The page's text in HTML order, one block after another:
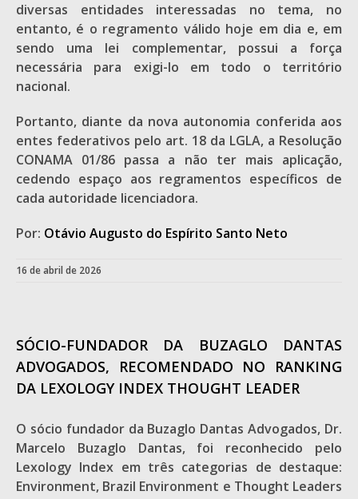
diversas entidades interessadas no tema, no
entanto, é o regramento válido hoje em dia e, em
sendo uma lei complementar, possui a força
necessária para exigi-lo em todo o território
nacional.
Portanto, diante da nova autonomia conferida aos
entes federativos pelo art. 18 da LGLA, a Resolução
CONAMA 01/86 passa a não ter mais aplicação,
cedendo espaço aos regramentos específicos de
cada autoridade licenciadora.
Por: Otávio Augusto do Espírito Santo Neto
16 de abril de 2026
SÓCIO-FUNDADOR DA BUZAGLO DANTAS
ADVOGADOS, RECOMENDADO NO RANKING
DA LEXOLOGY INDEX THOUGHT LEADER
O sócio fundador da Buzaglo Dantas Advogados, Dr.
Marcelo Buzaglo Dantas, foi reconhecido pelo
Lexology Index em três categorias de destaque:
Environment, Brazil Environment e Thought Leaders